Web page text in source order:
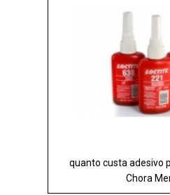
quanto custa adesivo
Chora